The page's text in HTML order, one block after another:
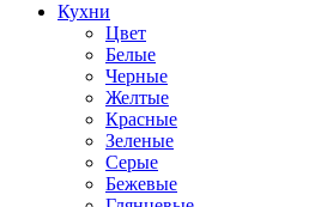
Кухни
Цвет
Белые
Черные
Желтые
Красные
Зеленые
Серые
Бежевые